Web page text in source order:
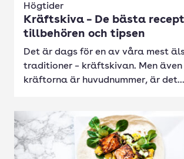
Högtider
Kräftskiva – De bästa
tillbehören och tipsen
Det är dags för en av våra mest
traditioner – kräftskivan. Men även
kräftorna är huvudnummer, är det...